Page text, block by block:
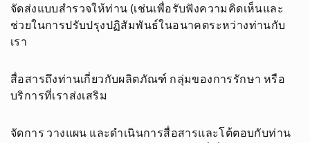
จัดส่งแบบสำรวจให้ท่าน (เช่นเพื่อรับฟังความคิดเห็นและ
ช่วยในการปรับปรุงปฏิสัมพันธ์ในอนาคตระหว่างท่านกับ
เรา
สื่อสารถึงท่านเกี่ยวกับผลิตภัณฑ์ กลุ่มของการรักษา หรือ
บริการที่เราส่งเสริม
จัดการ วางแผน และดำเนินการสื่อสารและโต้ตอบกับท่าน